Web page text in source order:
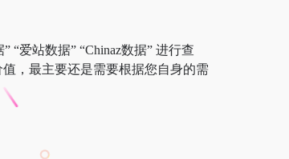
“爱站数据” “Chinaz数据” 进行查
，最主要还是需要根据您自身的需